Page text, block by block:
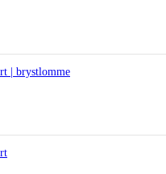
| brystlomme